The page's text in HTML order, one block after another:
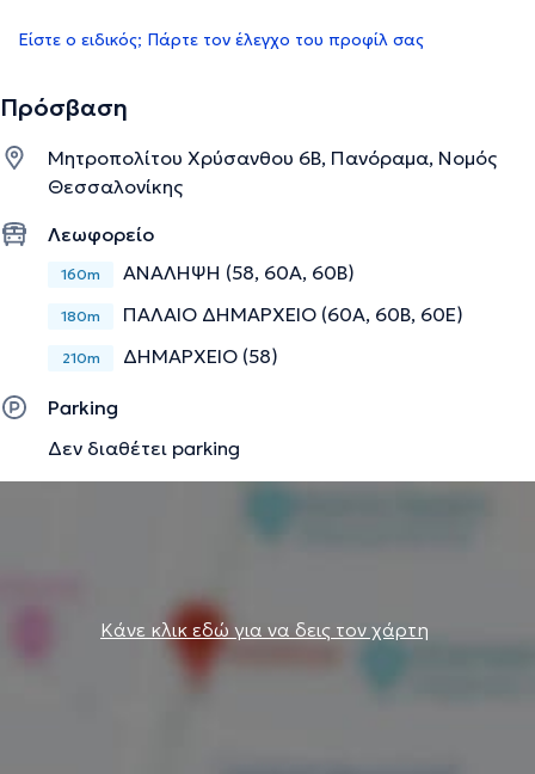
Είστε ο ειδικός; Πάρτε τον έλεγχο του προφίλ σας
Πρόσβαση
Μητροπολίτου Χρύσανθου 6Β, Πανόραμα, Νομός
Θεσσαλονίκης
Λεωφορείο
160m ΑΝΑΛΗΨΗ (58, 60A, 60B)
180m ΠΑΛΑΙΟ ΔΗΜΑΡΧΕΙΟ (60A, 60B, 60E)
210m ΔΗΜΑΡΧΕΙΟ (58)
Parking
Δεν διαθέτει parking
Κάνε κλικ εδώ για να δεις τον χάρτη